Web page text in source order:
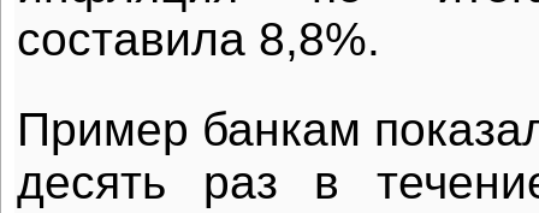
составила 8,8%.
Пример банкам
десять раз в